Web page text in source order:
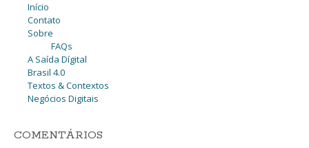
Início
Contato
Sobre
FAQs
A Saída Dígital
Brasil 4.0
Textos & Contextos
Negócios Digitais
COMENTÁRIOS